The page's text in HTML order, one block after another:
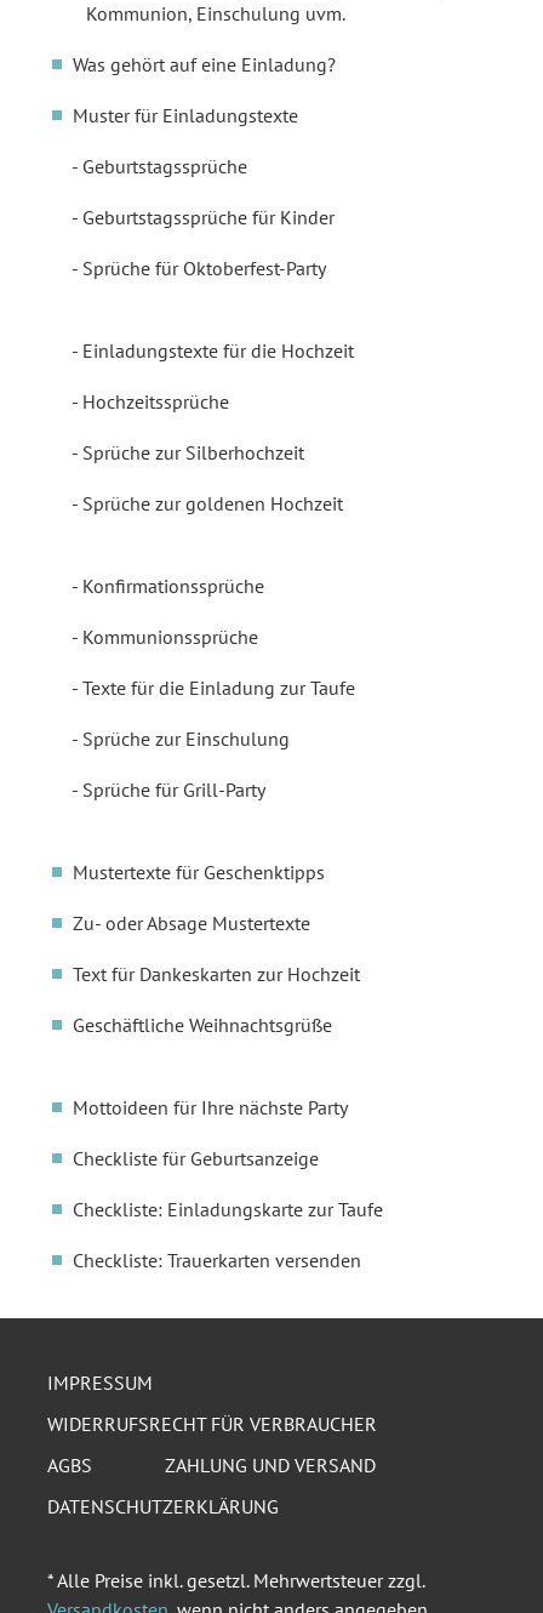
Kommunion, Einschulung uvm.
Was gehört auf eine Einladung?
Muster für Einladungstexte
Geburtstagssprüche
Geburtstagssprüche für Kinder
Sprüche für Oktoberfest-Party
Einladungstexte für die Hochzeit
Hochzeitssprüche
Sprüche zur Silberhochzeit
Sprüche zur goldenen Hochzeit
Konfirmationssprüche
Kommunionssprüche
Texte für die Einladung zur Taufe
Sprüche zur Einschulung
Sprüche für Grill-Party
Mustertexte für Geschenktipps
Zu- oder Absage Mustertexte
Text für Dankeskarten zur Hochzeit
Geschäftliche Weihnachtsgrüße
Mottoideen für Ihre nächste Party
Checkliste für Geburtsanzeige
Checkliste: Einladungskarte zur Taufe
Checkliste: Trauerkarten versenden
IMPRESSUM
WIDERRUFSRECHT FÜR VERBRAUCHER
AGBS
ZAHLUNG UND VERSAND
DATENSCHUTZERKLÄRUNG
* Alle Preise inkl. gesetzl. Mehrwertsteuer zzgl.